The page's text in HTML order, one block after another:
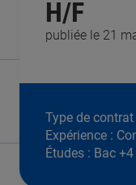
publiée le 21
H/F
Type de contrat
Expérience :
Études : Bac